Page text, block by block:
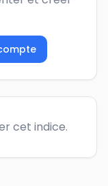
cet indice.